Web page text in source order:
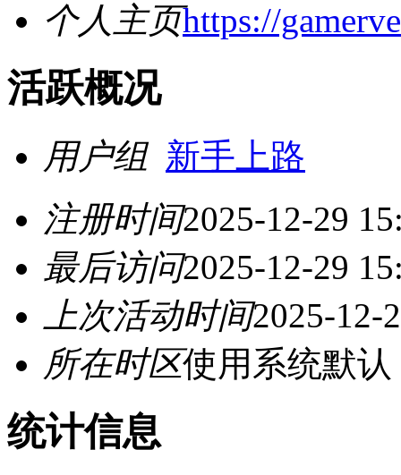
个人主页https://
活跃概况
用户组 新手上路
注册时间2025-12-29
最后访问2025-12-29
上次活动时间2025-12-
所在时区使用系统默认
统计信息